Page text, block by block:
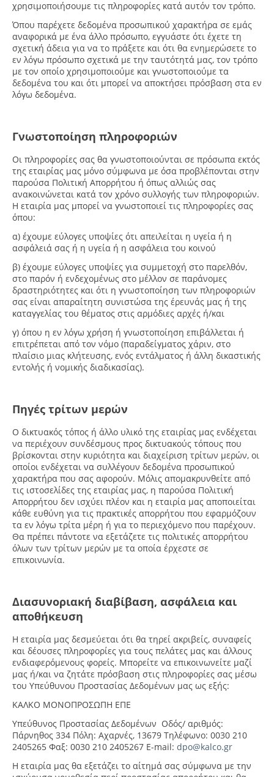
χρησιμοποιήσουμε τις πληροφορίες κατά αυτόν τον τρόπο.
Όπου παρέχετε δεδομένα προσωπικού χαρακτήρα σε εμάς
αναφορικά με ένα άλλο πρόσωπο, εγγυάστε ότι έχετε τη
σχετική άδεια για να το πράξετε και ότι θα ενημερώσετε το
εν λόγω πρόσωπο σχετικά με την ταυτότητά μας, τον τρόπο
με τον οποίο χρησιμοποιούμε και γνωστοποιούμε τα
δεδομένα του και ότι μπορεί να αποκτήσει πρόσβαση στα εν
λόγω δεδομένα.
Γνωστοποίηση πληροφοριών
Οι πληροφορίες σας θα γνωστοποιούνται σε πρόσωπα εκτός
της εταιρίας μας μόνο σύμφωνα με όσα προβλέπονται στην
παρούσα Πολιτική Απορρήτου ή όπως αλλιώς σας
ανακοινώνεται κατά τον χρόνο συλλογής των πληροφοριών.
Η εταιρία μας μπορεί να γνωστοποιεί τις πληροφορίες σας
όπου:
α) έχουμε εύλογες υποψίες ότι απειλείται η υγεία ή η
ασφάλειά σας ή η υγεία ή η ασφάλεια του κοινού
β) έχουμε εύλογες υποψίες για συμμετοχή στο παρελθόν,
στο παρόν ή ενδεχομένως στο μέλλον σε παράνομες
δραστηριότητες και ότι η γνωστοποίηση των πληροφοριών
σας είναι απαραίτητη συνιστώσα της έρευνάς μας ή της
καταγγελίας του θέματος στις αρμόδιες αρχές ή/και
γ) όπου η εν λόγω χρήση ή γνωστοποίηση επιβάλλεται ή
επιτρέπεται από τον νόμο (παραδείγματος χάριν, στο
πλαίσιο μιας κλήτευσης, ενός εντάλματος ή άλλη δικαστικής
εντολής ή νομικής διαδικασίας).
Πηγές τρίτων μερών
Ο δικτυακός τόπος ή άλλο υλικό της εταιρίας μας ενδέχεται
να περιέχουν συνδέσμους προς δικτυακούς τόπους που
βρίσκονται στην κυριότητα και διαχείριση τρίτων μερών, οι
οποίοι ενδέχεται να συλλέγουν δεδομένα προσωπικού
χαρακτήρα που σας αφορούν. Μόλις απομακρυνθείτε από
τις ιστοσελίδες της εταιρίας μας, η παρούσα Πολιτική
Απορρήτου δεν ισχύει πλέον και η εταιρία μας αποποιείται
κάθε ευθύνη για τις πρακτικές απορρήτου που εφαρμόζουν
τα εν λόγω τρίτα μέρη ή για το περιεχόμενο που παρέχουν.
Θα πρέπει πάντοτε να εξετάζετε τις πολιτικές απορρήτου
όλων των τρίτων μερών με τα οποία έρχεστε σε
επικοινωνία.
Διασυνοριακή διαβίβαση, ασφάλεια και
αποθήκευση
Η εταιρία μας δεσμεύεται ότι θα τηρεί ακριβείς, συναφείς
και δέουσες πληροφορίες για τους πελάτες μας και άλλους
ενδιαφερόμενους φορείς. Μπορείτε να επικοινωνείτε μαζί
μας ή/και να ζητάτε πρόσβαση στις πληροφορίες σας μέσω
του Υπεύθυνου Προστασίας Δεδομένων μας ως εξής:
ΚΑΛΚΟ ΜΟΝΟΠΡΟΣΩΠΗ ΕΠΕ
Υπεύθυνος Προστασίας Δεδομένων Οδός/ αριθμός:
Πάρνηθος 334 Πόλη: Αχαρνές, 13679 Τηλέφωνο: 0030 210
2405265 Φαξ: 0030 210 2405267 E-mail: dpo@kalco.gr
Η εταιρία μας θα εξετάζει το αίτημά σας σύμφωνα με την